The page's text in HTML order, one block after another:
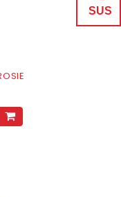
SUS